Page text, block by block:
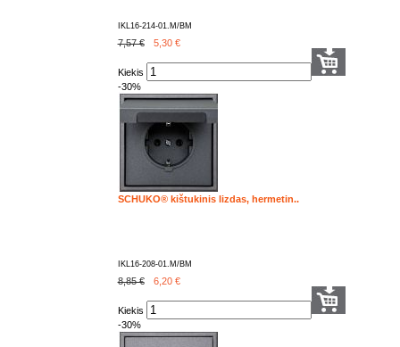
IKL16-214-01.M/BM
7,57 € 5,30 €
Kiekis
-30%
SCHUKO® kištukinis lizdas, hermetin..
IKL16-208-01.M/BM
8,85 € 6,20 €
Kiekis
-30%